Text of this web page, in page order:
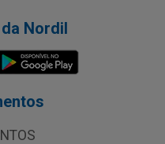
Nordil